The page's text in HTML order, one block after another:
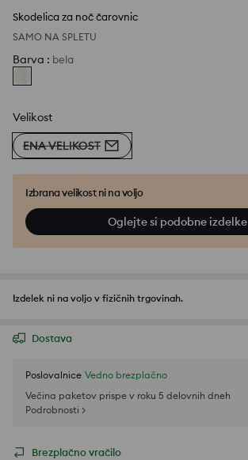
Skodelica za noč čarovnic
SAMO NA SPLETU
Barva : bela
Velikost
ENA VELIKOST
Izbrana velikost ni na voljo
Oglejte si podobne izdelke
Izdelek ni na voljo v fizičnih trgovinah.
Dostava
Poslovalnice Vedno brezplačno
Večina paketov prispe v roku 5 delovnih dneh
Podrobnosti >
Brezplačno vračilo